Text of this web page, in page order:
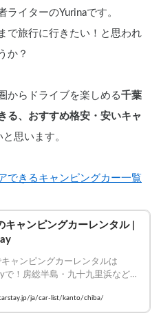
イターのYurinaです。
で旅行に行きたい！と思われ
か？
からドライブを楽しめる千葉
る、おすすめ格安・安いキャ
と思います。
できるキャンピングカー一覧
キャンピングカーレンタル |
ャンピングカーレンタルは
で！房総半島・九十九里浜など海
の車種を比較して今すぐ予約！
ja/car-list/kanto/chiba/